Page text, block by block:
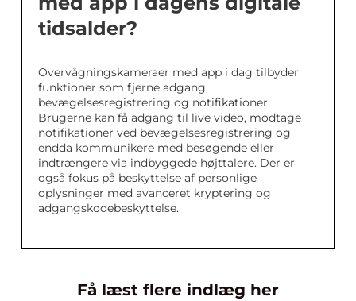
tidsalder?
Overvågningskameraer med app i dag tilbyder
funktioner som fjerne adgang,
bevægelsesregistrering og notifikationer.
Brugerne kan få adgang til live video, modtage
notifikationer ved bevægelsesregistrering og
endda kommunikere med besøgende eller
indtrængere via indbyggede højttalere. Der er
også fokus på beskyttelse af personlige
oplysninger med avanceret kryptering og
adgangskodebeskyttelse.
Få læst flere indlæg her